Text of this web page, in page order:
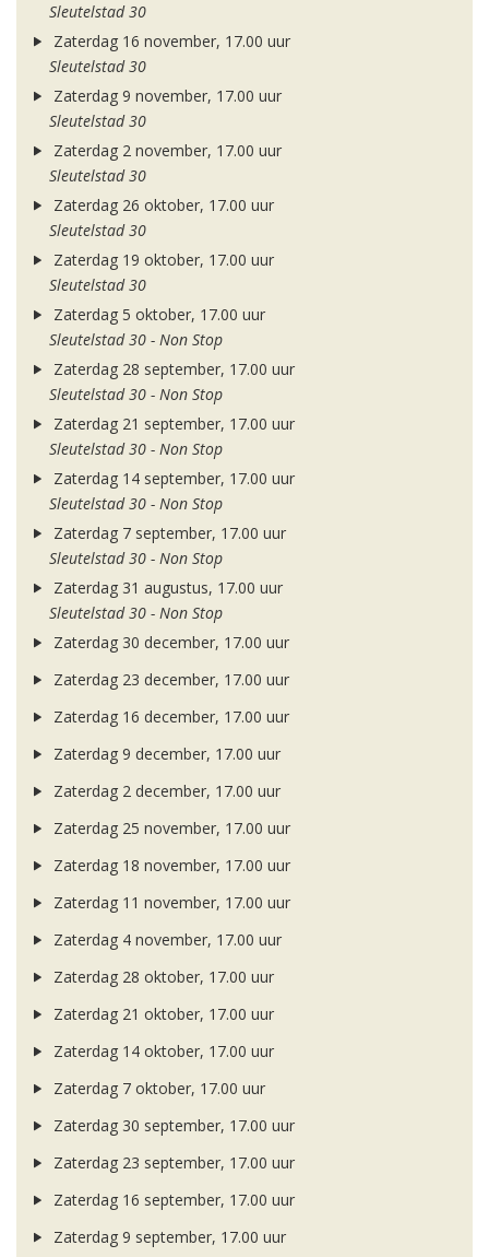
Sleutelstad 30
Zaterdag 16 november, 17.00 uur
Sleutelstad 30
Zaterdag 9 november, 17.00 uur
Sleutelstad 30
Zaterdag 2 november, 17.00 uur
Sleutelstad 30
Zaterdag 26 oktober, 17.00 uur
Sleutelstad 30
Zaterdag 19 oktober, 17.00 uur
Sleutelstad 30
Zaterdag 5 oktober, 17.00 uur
Sleutelstad 30 - Non Stop
Zaterdag 28 september, 17.00 uur
Sleutelstad 30 - Non Stop
Zaterdag 21 september, 17.00 uur
Sleutelstad 30 - Non Stop
Zaterdag 14 september, 17.00 uur
Sleutelstad 30 - Non Stop
Zaterdag 7 september, 17.00 uur
Sleutelstad 30 - Non Stop
Zaterdag 31 augustus, 17.00 uur
Sleutelstad 30 - Non Stop
Zaterdag 30 december, 17.00 uur
Zaterdag 23 december, 17.00 uur
Zaterdag 16 december, 17.00 uur
Zaterdag 9 december, 17.00 uur
Zaterdag 2 december, 17.00 uur
Zaterdag 25 november, 17.00 uur
Zaterdag 18 november, 17.00 uur
Zaterdag 11 november, 17.00 uur
Zaterdag 4 november, 17.00 uur
Zaterdag 28 oktober, 17.00 uur
Zaterdag 21 oktober, 17.00 uur
Zaterdag 14 oktober, 17.00 uur
Zaterdag 7 oktober, 17.00 uur
Zaterdag 30 september, 17.00 uur
Zaterdag 23 september, 17.00 uur
Zaterdag 16 september, 17.00 uur
Zaterdag 9 september, 17.00 uur